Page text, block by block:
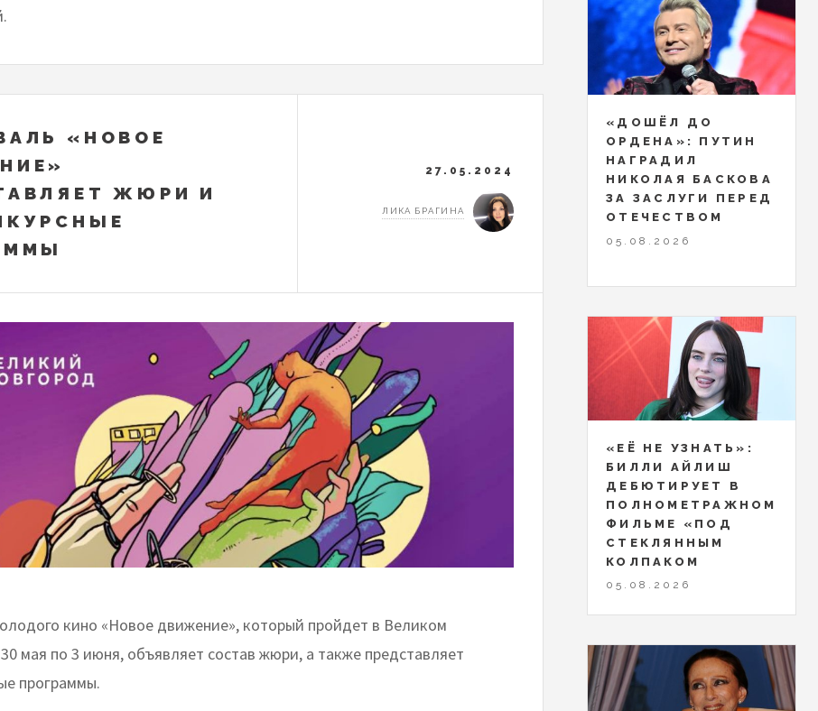
«НОВОЕ
ЖЮРИ И
27.05.2024
ЛИКА БРАГИНА
кино «Новое движение», который пройдет в Великом
мая по 3 июня, объявляет состав жюри, а также представляет
программы.
«ДОШЁЛ ДО
ОРДЕНА»: ПУТИН
НАГРАДИЛ
НИКОЛАЯ БАСКОВА
ЗА ЗАСЛУГИ ПЕРЕД
ОТЕЧЕСТВОМ
05.08.2026
«ЕЁ НЕ УЗНАТЬ»:
БИЛЛИ АЙЛИШ
ДЕБЮТИРУЕТ В
ПОЛНОМЕТРАЖНОМ
ФИЛЬМЕ «ПОД
СТЕКЛЯННЫМ
КОЛПАКОМ
05.08.2026